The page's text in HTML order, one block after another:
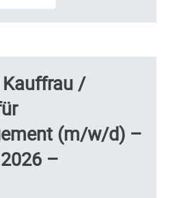
/
(m/w/d) –
–